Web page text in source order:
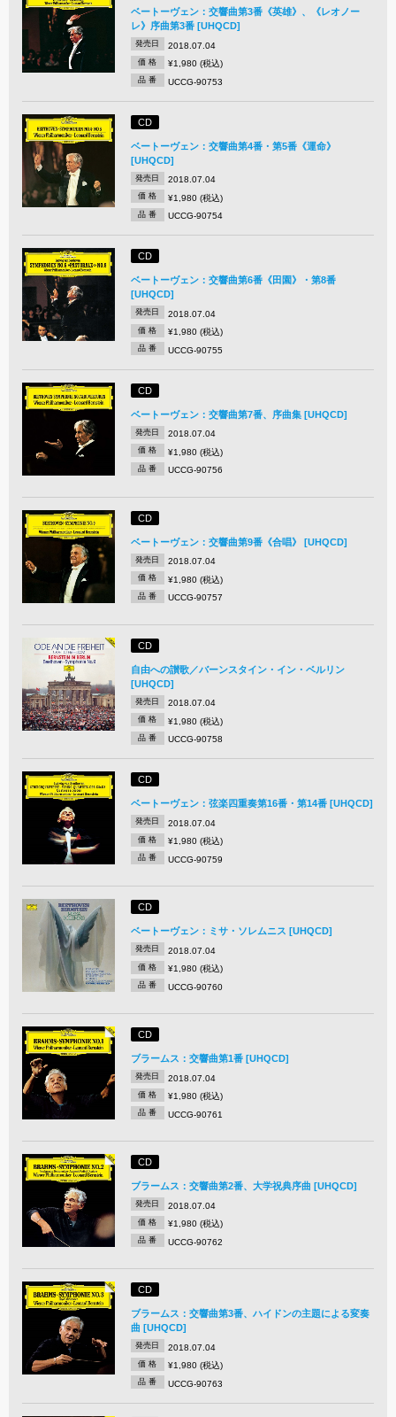
ベートーヴェン：交響曲第3番《英雄》、《レオノー
レ》序曲第3番 [UHQCD]
発売日 2018.07.04
価 格 ¥1,980 (税込)
品 番 UCCG-90753
CD
ベートーヴェン：交響曲第4番・第5番《運命》
[UHQCD]
発売日 2018.07.04
価 格 ¥1,980 (税込)
品 番 UCCG-90754
CD
ベートーヴェン：交響曲第6番《田園》・第8番
[UHQCD]
発売日 2018.07.04
価 格 ¥1,980 (税込)
品 番 UCCG-90755
CD
ベートーヴェン：交響曲第7番、序曲集 [UHQCD]
発売日 2018.07.04
価 格 ¥1,980 (税込)
品 番 UCCG-90756
CD
ベートーヴェン：交響曲第9番《合唱》 [UHQCD]
発売日 2018.07.04
価 格 ¥1,980 (税込)
品 番 UCCG-90757
CD
自由への讃歌／バーンスタイン・イン・ベルリン
[UHQCD]
発売日 2018.07.04
価 格 ¥1,980 (税込)
品 番 UCCG-90758
CD
ベートーヴェン：弦楽四重奏第16番・第14番 [UHQCD]
発売日 2018.07.04
価 格 ¥1,980 (税込)
品 番 UCCG-90759
CD
ベートーヴェン：ミサ・ソレムニス [UHQCD]
発売日 2018.07.04
価 格 ¥1,980 (税込)
品 番 UCCG-90760
CD
ブラームス：交響曲第1番 [UHQCD]
発売日 2018.07.04
価 格 ¥1,980 (税込)
品 番 UCCG-90761
CD
ブラームス：交響曲第2番、大学祝典序曲 [UHQCD]
発売日 2018.07.04
価 格 ¥1,980 (税込)
品 番 UCCG-90762
CD
ブラームス：交響曲第3番、ハイドンの主題による変奏
曲 [UHQCD]
発売日 2018.07.04
価 格 ¥1,980 (税込)
品 番 UCCG-90763